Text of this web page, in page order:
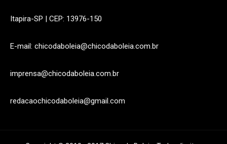
Itapira-SP | CEP: 13976-150
E-mail: chicodaboleia@chicodaboleia.com.br
imprensa@chicodaboleia.com.br
redacaochicodaboleia@gmail.com